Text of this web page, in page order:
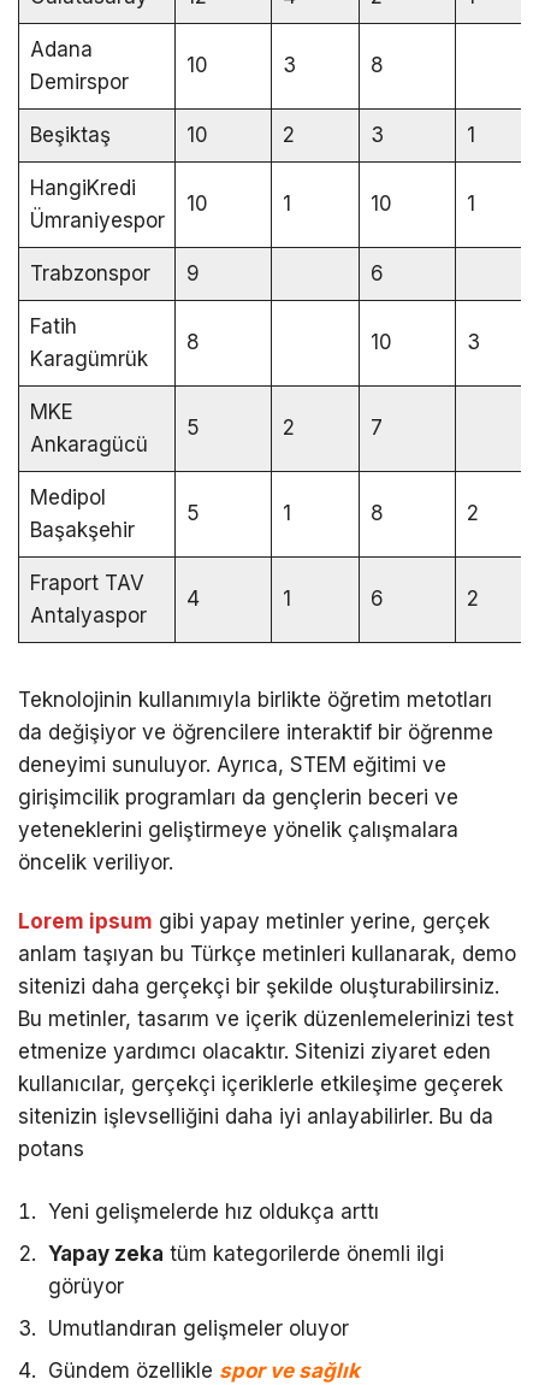
Adana
Demirspor
10 3 8
Beşiktaş 10 2 3 1
HangiKredi
Ümraniyespor
10 1 10 1
Trabzonspor 9 6
Fatih
Karagümrük
8 10 3
MKE
Ankaragücü
5 2 7
Medipol
Başakşehir
5 1 8 2
Fraport TAV
Antalyaspor
4 1 6 2
Teknolojinin kullanımıyla birlikte öğretim metotları
da değişiyor ve öğrencilere interaktif bir öğrenme
deneyimi sunuluyor. Ayrıca, STEM eğitimi ve
girişimcilik programları da gençlerin beceri ve
yeteneklerini geliştirmeye yönelik çalışmalara
öncelik veriliyor.
Lorem ipsum gibi yapay metinler yerine, gerçek
anlam taşıyan bu Türkçe metinleri kullanarak, demo
sitenizi daha gerçekçi bir şekilde oluşturabilirsiniz.
Bu metinler, tasarım ve içerik düzenlemelerinizi test
etmenize yardımcı olacaktır. Sitenizi ziyaret eden
kullanıcılar, gerçekçi içeriklerle etkileşime geçerek
sitenizin işlevselliğini daha iyi anlayabilirler. Bu da
potans
Yeni gelişmelerde hız oldukça arttı
Yapay zeka tüm kategorilerde önemli ilgi
görüyor
Umutlandıran gelişmeler oluyor
Gündem özellikle spor ve sağlık